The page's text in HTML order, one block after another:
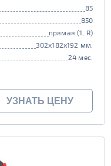
85
850
прямая (1, R)
302x182x192 мм.
24 мес.
УЗНАТЬ ЦЕНУ